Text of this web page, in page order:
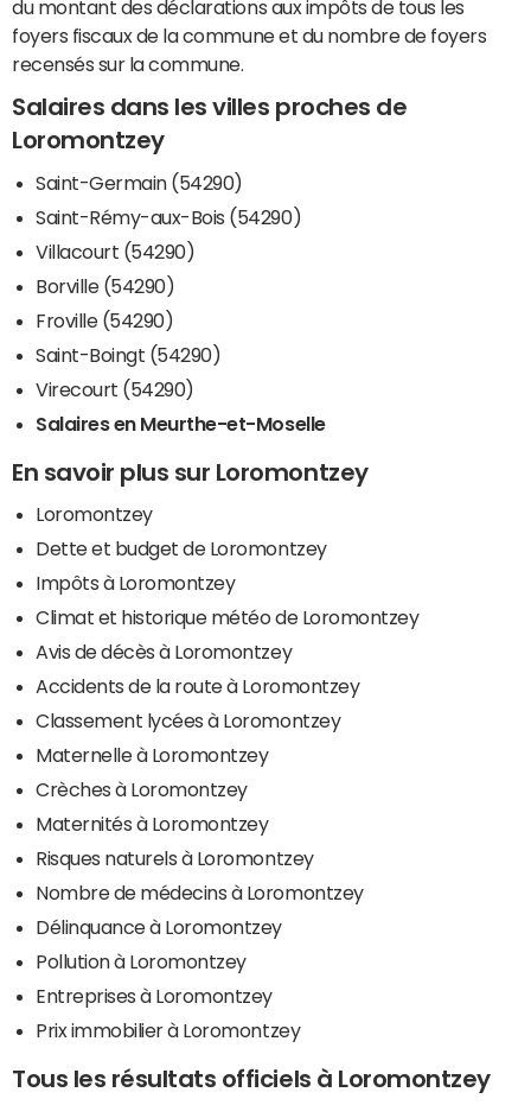
du montant des déclarations aux impôts de tous les
foyers fiscaux de la commune et du nombre de foyers
recensés sur la commune.
Salaires dans les villes proches de
Loromontzey
Saint-Germain (54290)
Saint-Rémy-aux-Bois (54290)
Villacourt (54290)
Borville (54290)
Froville (54290)
Saint-Boingt (54290)
Virecourt (54290)
Salaires en Meurthe-et-Moselle
En savoir plus sur Loromontzey
Loromontzey
Dette et budget de Loromontzey
Impôts à Loromontzey
Climat et historique météo de Loromontzey
Avis de décès à Loromontzey
Accidents de la route à Loromontzey
Classement lycées à Loromontzey
Maternelle à Loromontzey
Crèches à Loromontzey
Maternités à Loromontzey
Risques naturels à Loromontzey
Nombre de médecins à Loromontzey
Délinquance à Loromontzey
Pollution à Loromontzey
Entreprises à Loromontzey
Prix immobilier à Loromontzey
Tous les résultats officiels à Loromontzey